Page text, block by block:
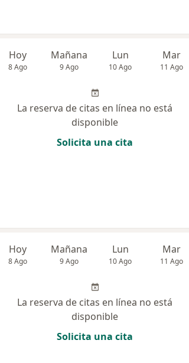
Hoy
8 Ago
Mañana
9 Ago
Lun
10 Ago
Mar
11 Ago
La reserva de citas en línea no está
disponible
Solicita una cita
Hoy
8 Ago
Mañana
9 Ago
Lun
10 Ago
Mar
11 Ago
La reserva de citas en línea no está
disponible
Solicita una cita